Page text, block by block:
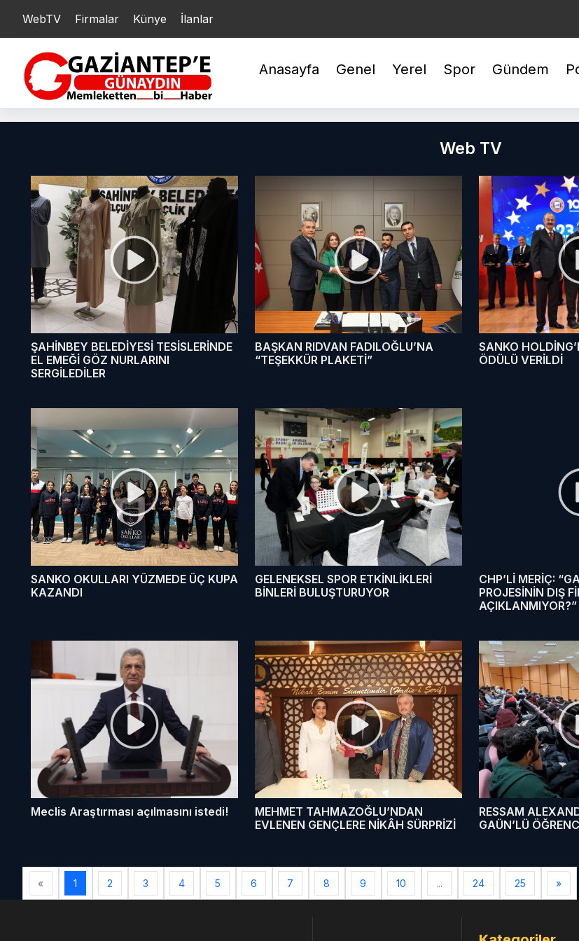
WebTV Firmalar Künye İlanlarYARIM : 20.782,87
Anasayfa Genel Yerel Spor Gündem
Web TV
ŞAHİNBEY BELEDİYESİ TESİSLERİNDE
EL EMEĞİ GÖZ NURLARINI
SERGİLEDİLER
BAŞKAN RIDVAN FADILOĞLU’NA
“TEŞEKKÜR PLAKETİ”
SANKO
ÖDÜLÜ VERİLDİ
SANKO OKULLARI YÜZMEDE ÜÇ KUPA
KAZANDI
GELENEKSEL SPOR ETKİNLİKLERİ
BİNLERİ BULUŞTURUYOR
CHP’Lİ MERİÇ:
PROJESİNİN DIŞ
AÇIKLANMIYOR?”
Meclis Araştırması açılmasını istedi!
MEHMET TAHMAZOĞLU’NDAN
EVLENEN GENÇLERE NİKÂH SÜRPRİZİ
RESSAM
GAÜN’LÜ
« 1 2 3 4 5 6 7 8 9 10 ... 24 25 »